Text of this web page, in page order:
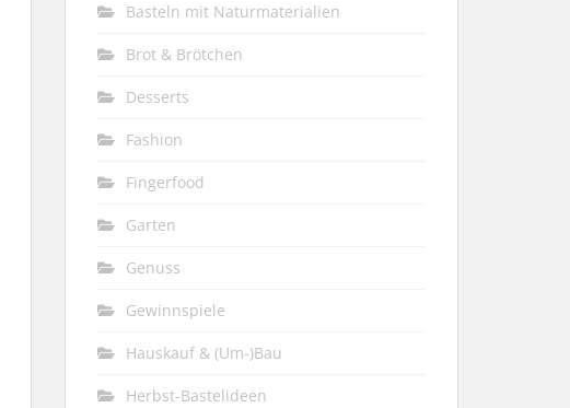
Basteln mit Naturmaterialien
Brot & Brötchen
Desserts
Fashion
Fingerfood
Garten
Genuss
Gewinnspiele
Hauskauf & (Um-)Bau
Herbst-Bastelideen